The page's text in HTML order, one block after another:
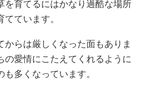
を育てるにはかなり過酷な場所
ています。
からは厳しくなった面もありま
の愛情にこたえてくれるように
多くなっています。